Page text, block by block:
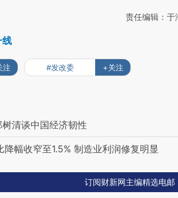
责任编辑：
线
注 #发改委 +关注
清谈中国经济韧性
幅收窄至1.5% 制造业利润修复明显
订阅财新网主编精选电邮